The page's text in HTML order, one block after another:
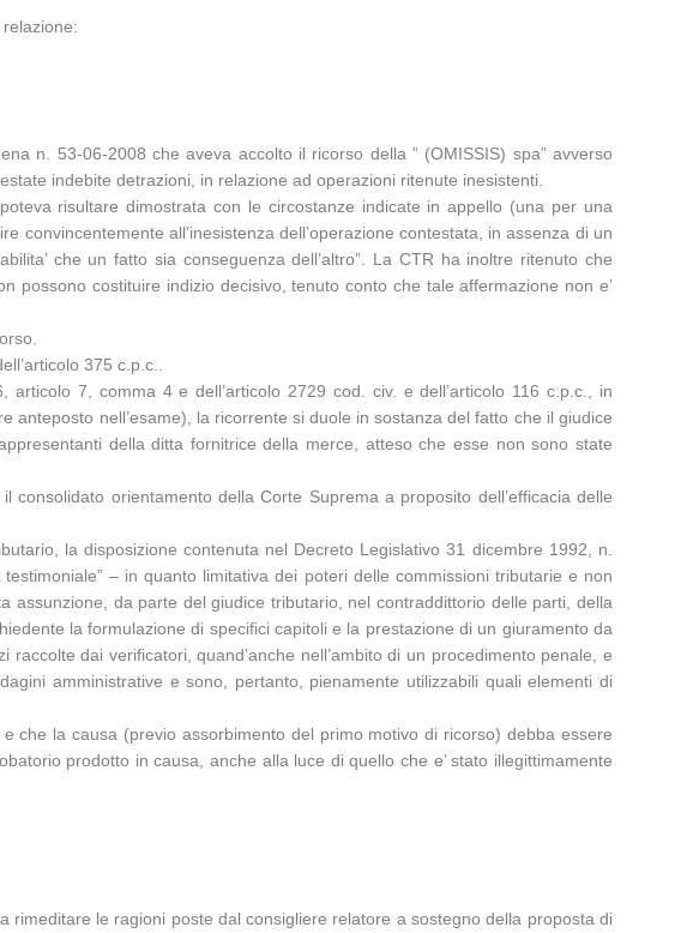
n. 53-06-2008 che aveva accolto il ricorso della ” (OMISSIS) spa” avverso
indebite detrazioni, in relazione ad operazioni ritenute inesistenti.
risultare dimostrata con le circostanze indicate in appello (una per una
convincentemente all’inesistenza dell’operazione contestata, in assenza di un
che un fatto sia conseguenza dell’altro”. La CTR ha inoltre ritenuto che
possono costituire indizio decisivo, tenuto conto che tale affermazione non e’
375 c.p.c..
7, comma 4 e dell’articolo 2729 cod. civ. e dell’articolo 116 c.p.c., in
anteposto nell’esame), la ricorrente si duole in sostanza del fatto che il giudice
della ditta fornitrice della merce, atteso che esse non sono state
orientamento della Corte Suprema a proposito dell’efficacia delle
la disposizione contenuta nel Decreto Legislativo 31 dicembre 1992, n.
– in quanto limitativa dei poteri delle commissioni tributarie e non
da parte del giudice tributario, nel contraddittorio delle parti, della
la formulazione di specifici capitoli e la prestazione di un giuramento da
dai verificatori, quand’anche nell’ambito di un procedimento penale, e
amministrative e sono, pertanto, pienamente utilizzabili quali elementi di
che la causa (previo assorbimento del primo motivo di ricorso) debba essere
prodotto in causa, anche alla luce di quello che e’ stato illegittimamente
le ragioni poste dal consigliere relatore a sostegno della proposta di